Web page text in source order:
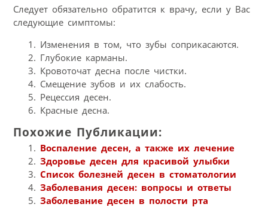
Следует обязательно обратится к врачу, если у Вас
следующие симптомы:
Изменения в том, что зубы соприкасаются.
Глубокие карманы.
Кровоточат десна после чистки.
Смещение зубов и их слабость.
Рецессия десен.
Красные десна.
Похожие Публикации:
Воспаление десен, а также их лечение
Здоровье десен для красивой улыбки
Список болезней десен в стоматологии
Заболевания десен: вопросы и ответы
Заболевание десен в полости рта